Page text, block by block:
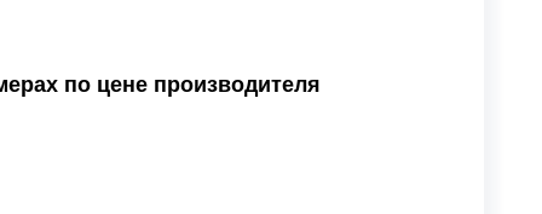
по цене производителя